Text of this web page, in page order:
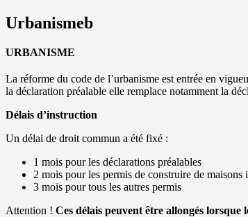
Urbanismeb
URBANISME
La réforme du code de l’urbanisme est entrée en
la déclaration préalable elle remplace notamment la
Délais d’instruction
Un délai de droit commun a été fixé :
1 mois pour les déclarations préalables
2 mois pour les permis de construire de maisons
3 mois pour tous les autres permis
Attention ! Ces délais peuvent être allongés